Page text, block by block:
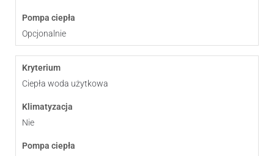
Opcjonalnie
Ciepła woda użytkowa
Nie